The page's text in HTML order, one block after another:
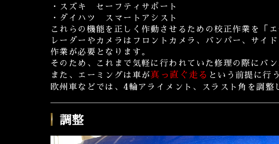
・スズキ セーフティサポート
・ダイハツ スマートアシスト
これらの機能を正しく作動させるための校正作業を「
レーダーやカメラはフロントカメラ、バンパー、サイ
作業が必要となります。
そのため、これまで気軽に行われていた修理の際にバ
また、エーミングは車が真っ直ぐ走る という前提に行
欧州車などでは、4輪アライメント、スラスト角を調
調整